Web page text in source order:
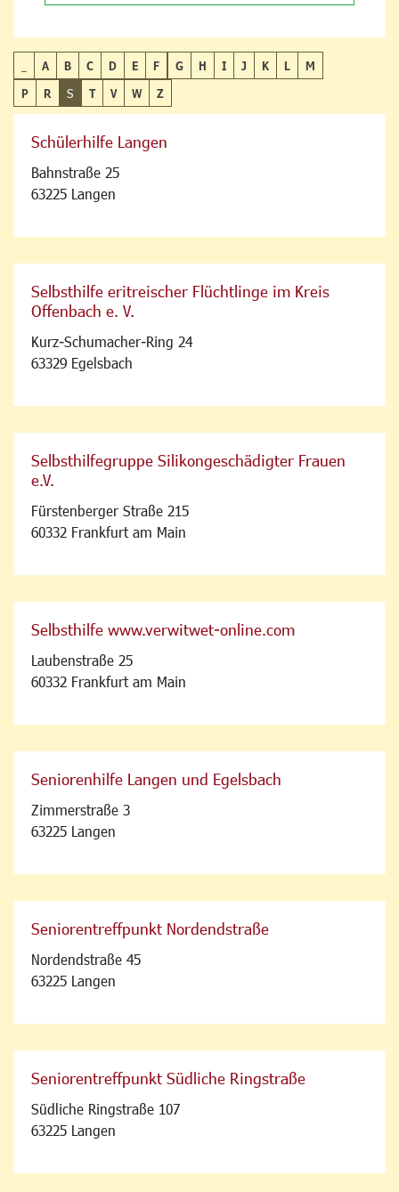
A B C D E F G H I J K L
M
P
R S T V W Z
Schülerhilfe Langen
Bahnstraße 25
63225 Langen
Selbsthilfe eritreischer Flüchtlinge im Kreis
Offenbach e. V.
Kurz-Schumacher-Ring 24
63329 Egelsbach
Selbsthilfegruppe Silikongeschädigter Frauen
e.V.
Fürstenberger Straße 215
60332 Frankfurt am Main
Selbsthilfe www.verwitwet-online.com
Laubenstraße 25
60332 Frankfurt am Main
Seniorenhilfe Langen und Egelsbach
Zimmerstraße 3
63225 Langen
Seniorentreffpunkt Nordendstraße
Nordendstraße 45
63225 Langen
Seniorentreffpunkt Südliche Ringstraße
Südliche Ringstraße 107
63225 Langen